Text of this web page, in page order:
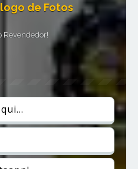
de Fotos
Revendedor!